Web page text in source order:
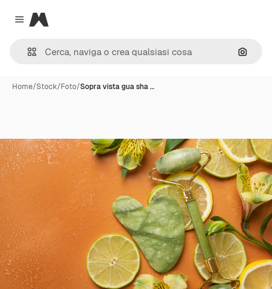
Close menu
Magnific
Cerca
Home/Stock/Foto/Sopra vista gua sha …